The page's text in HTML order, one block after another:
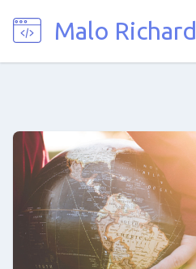
Malo Richard
Entrepreneur, web développeur